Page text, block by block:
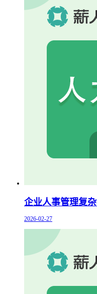
企业人事管理复
2026-02-27